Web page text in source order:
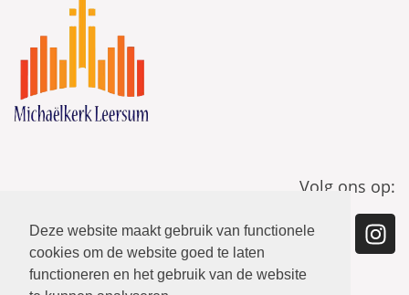
Deze website maakt gebruik van functionele
cookies om de website goed te laten
functioneren en het gebruik van de website
Volg ons op: